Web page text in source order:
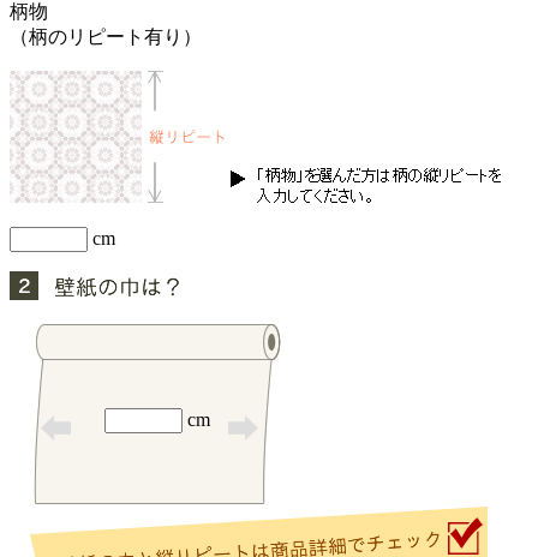
柄物
（柄のリピート有り）
cm
cm